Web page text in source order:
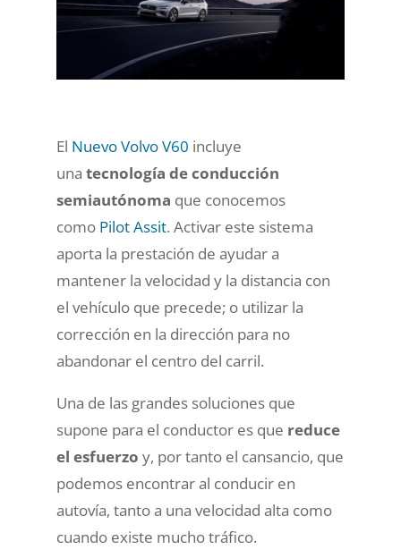
El Nuevo Volvo V60 incluye
una tecnología de conducción
semiautónoma que conocemos
como Pilot Assit. Activar este sistema
aporta la prestación de ayudar a
mantener la velocidad y la distancia con
el vehículo que precede; o utilizar la
corrección en la dirección para no
abandonar el centro del carril.
Una de las grandes soluciones que
supone para el conductor es que reduce
el esfuerzo y, por tanto el cansancio, que
podemos encontrar al conducir en
autovía, tanto a una velocidad alta como
cuando existe mucho tráfico.